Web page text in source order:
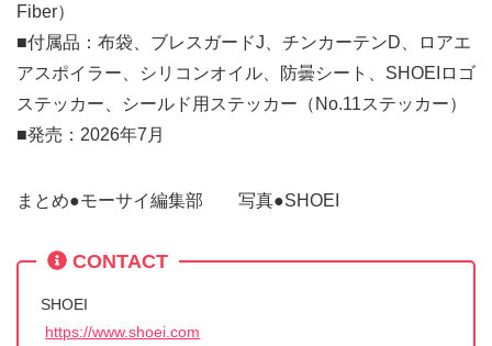
Fiber）
■付属品：布袋、ブレスガードJ、チンカーテンD、ロアエ
アスポイラー、シリコンオイル、防曇シート、SHOEIロゴ
ステッカー、シールド用ステッカー（No.11ステッカー）
■発売：2026年7月
まとめ●モーサイ編集部 写真●SHOEI
CONTACT
SHOEI
https://www.shoei.com